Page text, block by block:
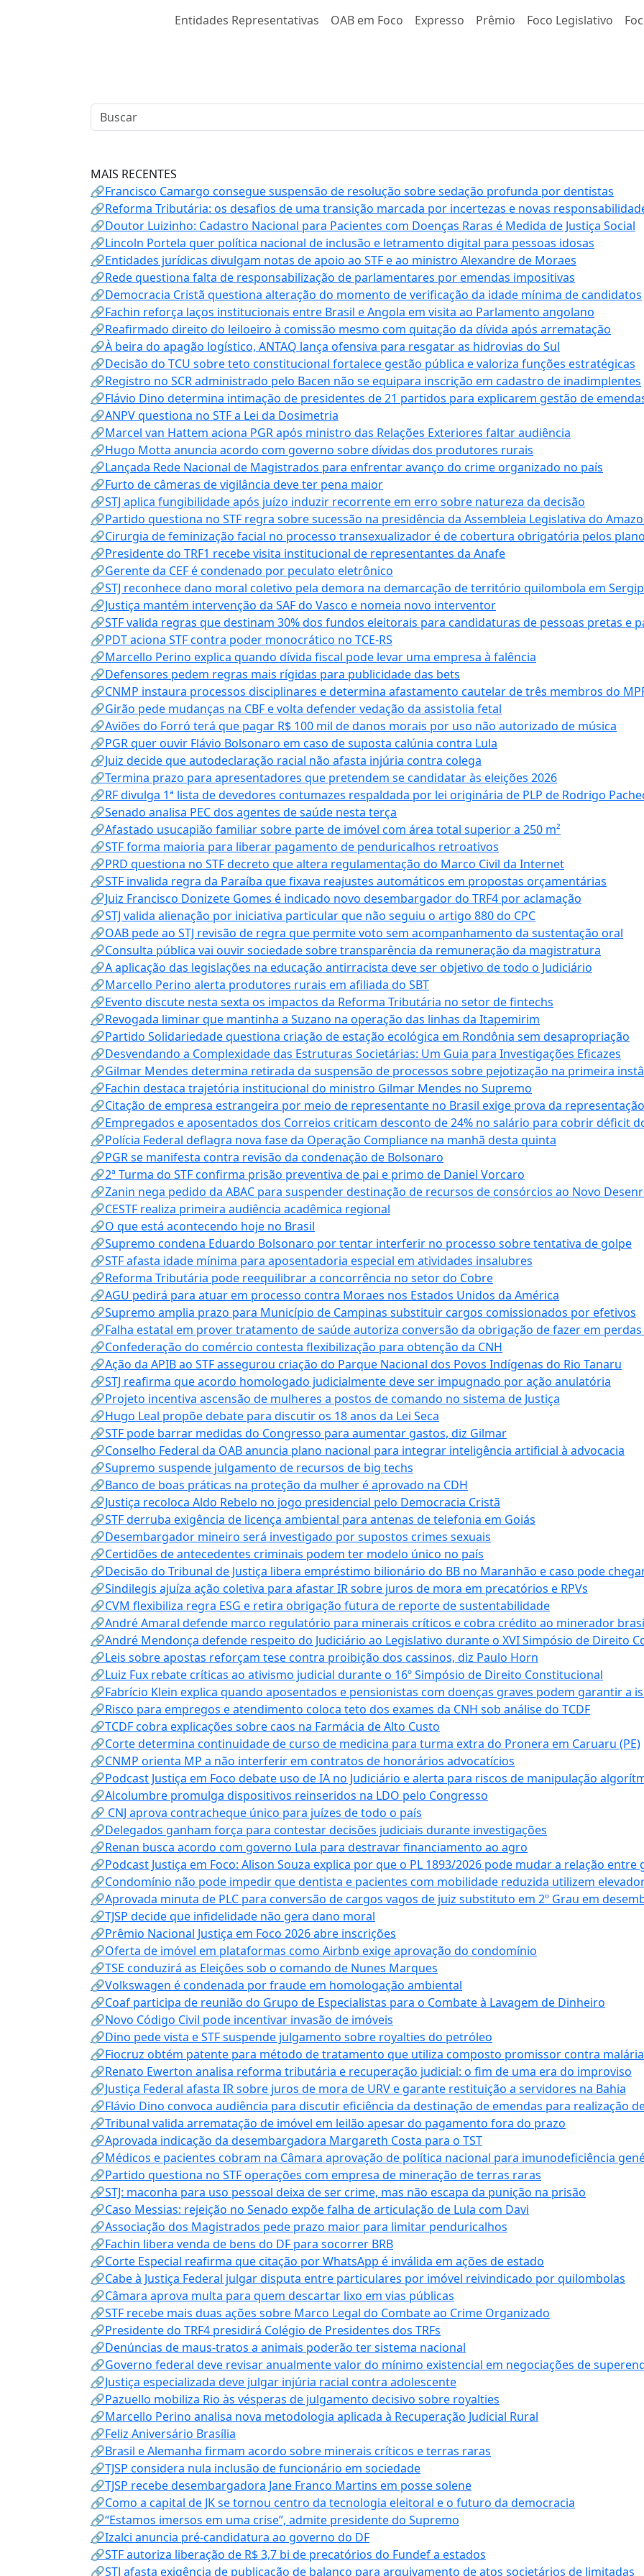
Entidades Representativas OAB em Foco Expresso Prêmio Foco Legislativo
MAIS RECENTES
🔗Francisco Camargo consegue suspensão de resolução sobre sedação profunda por dentistas
🔗Reforma Tributária: os desafios de uma transição marcada por incertezas e novas
🔗Doutor Luizinho: Cadastro Nacional para Pacientes com Doenças Raras é Medida de Justiça Social
🔗Lincoln Portela quer política nacional de inclusão e letramento digital para pessoas idosas
🔗Entidades jurídicas divulgam notas de apoio ao STF e ao ministro Alexandre de Moraes
🔗Rede questiona falta de responsabilização de parlamentares por emendas impositivas
🔗Democracia Cristã questiona alteração do momento de verificação da idade mínima de candidatos
🔗Fachin reforça laços institucionais entre Brasil e Angola em visita ao Parlamento angolano
🔗Reafirmado direito do leiloeiro à comissão mesmo com quitação da dívida após arrematação
🔗À beira do apagão logístico, ANTAQ lança ofensiva para resgatar as hidrovias do Sul
🔗Decisão do TCU sobre teto constitucional fortalece gestão pública e valoriza funções estratégicas
🔗Registro no SCR administrado pelo Bacen não se equipara inscrição em cadastro de inadimplentes
🔗Flávio Dino determina intimação de presidentes de 21 partidos para explicarem gestão de
🔗ANPV questiona no STF a Lei da Dosimetria
🔗Marcel van Hattem aciona PGR após ministro das Relações Exteriores faltar audiência
🔗Hugo Motta anuncia acordo com governo sobre dívidas dos produtores rurais
🔗Lançada Rede Nacional de Magistrados para enfrentar avanço do crime organizado no país
🔗Furto de câmeras de vigilância deve ter pena maior
🔗STJ aplica fungibilidade após juízo induzir recorrente em erro sobre natureza da decisão
🔗Partido questiona no STF regra sobre sucessão na presidência da Assembleia Legislativa do
🔗Cirurgia de feminização facial no processo transexualizador é de cobertura obrigatória pelos
🔗Presidente do TRF1 recebe visita institucional de representantes da Anafe
🔗Gerente da CEF é condenado por peculato eletrônico
🔗STJ reconhece dano moral coletivo pela demora na demarcação de território quilombola em
🔗Justiça mantém intervenção da SAF do Vasco e nomeia novo interventor
🔗STF valida regras que destinam 30% dos fundos eleitorais para candidaturas de pessoas pretas e
🔗PDT aciona STF contra poder monocrático no TCE-RS
🔗Marcello Perino explica quando dívida fiscal pode levar uma empresa à falência
🔗Defensores pedem regras mais rígidas para publicidade das bets
🔗CNMP instaura processos disciplinares e determina afastamento cautelar de três membros do
🔗Girão pede mudanças na CBF e volta defender vedação da assistolia fetal
🔗Aviões do Forró terá que pagar R$ 100 mil de danos morais por uso não autorizado de música
🔗PGR quer ouvir Flávio Bolsonaro em caso de suposta calúnia contra Lula
🔗Juiz decide que autodeclaração racial não afasta injúria contra colega
🔗Termina prazo para apresentadores que pretendem se candidatar às eleições 2026
🔗RF divulga 1ª lista de devedores contumazes respaldada por lei originária de PLP de Rodrigo
🔗Senado analisa PEC dos agentes de saúde nesta terça
🔗Afastado usucapião familiar sobre parte de imóvel com área total superior a 250 m²
🔗STF forma maioria para liberar pagamento de penduricalhos retroativos
🔗PRD questiona no STF decreto que altera regulamentação do Marco Civil da Internet
🔗STF invalida regra da Paraíba que fixava reajustes automáticos em propostas orçamentárias
🔗Juiz Francisco Donizete Gomes é indicado novo desembargador do TRF4 por aclamação
🔗STJ valida alienação por iniciativa particular que não seguiu o artigo 880 do CPC
🔗OAB pede ao STJ revisão de regra que permite voto sem acompanhamento da sustentação oral
🔗Consulta pública vai ouvir sociedade sobre transparência da remuneração da magistratura
🔗A aplicação das legislações na educação antirracista deve ser objetivo de todo o Judiciário
🔗Marcello Perino alerta produtores rurais em afiliada do SBT
🔗Evento discute nesta sexta os impactos da Reforma Tributária no setor de fintechs
🔗Revogada liminar que mantinha a Suzano na operação das linhas da Itapemirim
🔗Partido Solidariedade questiona criação de estação ecológica em Rondônia sem desapropriação
🔗Desvendando a Complexidade das Estruturas Societárias: Um Guia para Investigações Eficazes
🔗Gilmar Mendes determina retirada da suspensão de processos sobre pejotização na primeira
🔗Fachin destaca trajetória institucional do ministro Gilmar Mendes no Supremo
🔗Citação de empresa estrangeira por meio de representante no Brasil exige prova da representação
🔗Empregados e aposentados dos Correios criticam desconto de 24% no salário para cobrir déficit
🔗Polícia Federal deflagra nova fase da Operação Compliance na manhã desta quinta
🔗PGR se manifesta contra revisão da condenação de Bolsonaro
🔗2ª Turma do STF confirma prisão preventiva de pai e primo de Daniel Vorcaro
🔗Zanin nega pedido da ABAC para suspender destinação de recursos de consórcios ao Novo
🔗CESTF realiza primeira audiência acadêmica regional
🔗O que está acontecendo hoje no Brasil
🔗Supremo condena Eduardo Bolsonaro por tentar interferir no processo sobre tentativa de golpe
🔗STF afasta idade mínima para aposentadoria especial em atividades insalubres
🔗Reforma Tributária pode reequilibrar a concorrência no setor do Cobre
🔗AGU pedirá para atuar em processo contra Moraes nos Estados Unidos da América
🔗Supremo amplia prazo para Município de Campinas substituir cargos comissionados por efetivos
🔗Falha estatal em prover tratamento de saúde autoriza conversão da obrigação de fazer em perdas
🔗Confederação do comércio contesta flexibilização para obtenção da CNH
🔗Ação da APIB ao STF assegurou criação do Parque Nacional dos Povos Indígenas do Rio Tanaru
🔗STJ reafirma que acordo homologado judicialmente deve ser impugnado por ação anulatória
🔗Projeto incentiva ascensão de mulheres a postos de comando no sistema de Justiça
🔗Hugo Leal propõe debate para discutir os 18 anos da Lei Seca
🔗STF pode barrar medidas do Congresso para aumentar gastos, diz Gilmar
🔗Conselho Federal da OAB anuncia plano nacional para integrar inteligência artificial à advocacia
🔗Supremo suspende julgamento de recursos de big techs
🔗Banco de boas práticas na proteção da mulher é aprovado na CDH
🔗Justiça recoloca Aldo Rebelo no jogo presidencial pelo Democracia Cristã
🔗STF derruba exigência de licença ambiental para antenas de telefonia em Goiás
🔗Desembargador mineiro será investigado por supostos crimes sexuais
🔗Certidões de antecedentes criminais podem ter modelo único no país
🔗Decisão do Tribunal de Justiça libera empréstimo bilionário do BB no Maranhão e caso pode chegar
🔗Sindilegis ajuíza ação coletiva para afastar IR sobre juros de mora em precatórios e RPVs
🔗CVM flexibiliza regra ESG e retira obrigação futura de reporte de sustentabilidade
🔗André Amaral defende marco regulatório para minerais críticos e cobra crédito ao minerador
🔗André Mendonça defende respeito do Judiciário ao Legislativo durante o XVI Simpósio de Direito
🔗Leis sobre apostas reforçam tese contra proibição dos cassinos, diz Paulo Horn
🔗Luiz Fux rebate críticas ao ativismo judicial durante o 16º Simpósio de Direito Constitucional
🔗Fabrício Klein explica quando aposentados e pensionistas com doenças graves podem garantir a
🔗Risco para empregos e atendimento coloca teto dos exames da CNH sob análise do TCDF
🔗TCDF cobra explicações sobre caos na Farmácia de Alto Custo
🔗Corte determina continuidade de curso de medicina para turma extra do Pronera em Caruaru (PE)
🔗CNMP orienta MP a não interferir em contratos de honorários advocatícios
🔗Podcast Justiça em Foco debate uso de IA no Judiciário e alerta para riscos de manipulação
🔗Alcolumbre promulga dispositivos reinseridos na LDO pelo Congresso
🔗 CNJ aprova contracheque único para juízes de todo o país
🔗Delegados ganham força para contestar decisões judiciais durante investigações
🔗Renan busca acordo com governo Lula para destravar financiamento ao agro
🔗Podcast Justiça em Foco: Alison Souza explica por que o PL 1893/2026 pode mudar a relação
🔗Condomínio não pode impedir que dentista e pacientes com mobilidade reduzida utilizem
🔗Aprovada minuta de PLC para conversão de cargos vagos de juiz substituto em 2º Grau em
🔗TJSP decide que infidelidade não gera dano moral
🔗Prêmio Nacional Justiça em Foco 2026 abre inscrições
🔗Oferta de imóvel em plataformas como Airbnb exige aprovação do condomínio
🔗TSE conduzirá as Eleições sob o comando de Nunes Marques
🔗Volkswagen é condenada por fraude em homologação ambiental
🔗Coaf participa de reunião do Grupo de Especialistas para o Combate à Lavagem de Dinheiro
🔗Novo Código Civil pode incentivar invasão de imóveis
🔗Dino pede vista e STF suspende julgamento sobre royalties do petróleo
🔗Fiocruz obtém patente para método de tratamento que utiliza composto promissor contra
🔗Renato Ewerton analisa reforma tributária e recuperação judicial: o fim de uma era do improviso
🔗Justiça Federal afasta IR sobre juros de mora de URV e garante restituição a servidores na Bahia
🔗Flávio Dino convoca audiência para discutir eficiência da destinação de emendas para realização
🔗Tribunal valida arrematação de imóvel em leilão apesar do pagamento fora do prazo
🔗Aprovada indicação da desembargadora Margareth Costa para o TST
🔗Médicos e pacientes cobram na Câmara aprovação de política nacional para imunodeficiência
🔗Partido questiona no STF operações com empresa de mineração de terras raras
🔗STJ: maconha para uso pessoal deixa de ser crime, mas não escapa da punição na prisão
🔗Caso Messias: rejeição no Senado expõe falha de articulação de Lula com Davi
🔗Associação dos Magistrados pede prazo maior para limitar penduricalhos
🔗Fachin libera venda de bens do DF para socorrer BRB
🔗Corte Especial reafirma que citação por WhatsApp é inválida em ações de estado
🔗Cabe à Justiça Federal julgar disputa entre particulares por imóvel reivindicado por quilombolas
🔗Câmara aprova multa para quem descartar lixo em vias públicas
🔗STF recebe mais duas ações sobre Marco Legal do Combate ao Crime Organizado
🔗Presidente do TRF4 presidirá Colégio de Presidentes dos TRFs
🔗Denúncias de maus-tratos a animais poderão ter sistema nacional
🔗Governo federal deve revisar anualmente valor do mínimo existencial em negociações de
🔗Justiça especializada deve julgar injúria racial contra adolescente
🔗Pazuello mobiliza Rio às vésperas de julgamento decisivo sobre royalties
🔗Marcello Perino analisa nova metodologia aplicada à Recuperação Judicial Rural
🔗Feliz Aniversário Brasília
🔗Brasil e Alemanha firmam acordo sobre minerais críticos e terras raras
🔗TJSP considera nula inclusão de funcionário em sociedade
🔗TJSP recebe desembargadora Jane Franco Martins em posse solene
🔗Como a capital de JK se tornou centro da tecnologia eleitoral e o futuro da democracia
🔗“Estamos imersos em uma crise”, admite presidente do Supremo
🔗Izalci anuncia pré-candidatura ao governo do DF
🔗STF autoriza liberação de R$ 3,7 bi de precatórios do Fundef a estados
🔗STJ afasta exigência de publicação de balanço para arquivamento de atos societários de limitadas